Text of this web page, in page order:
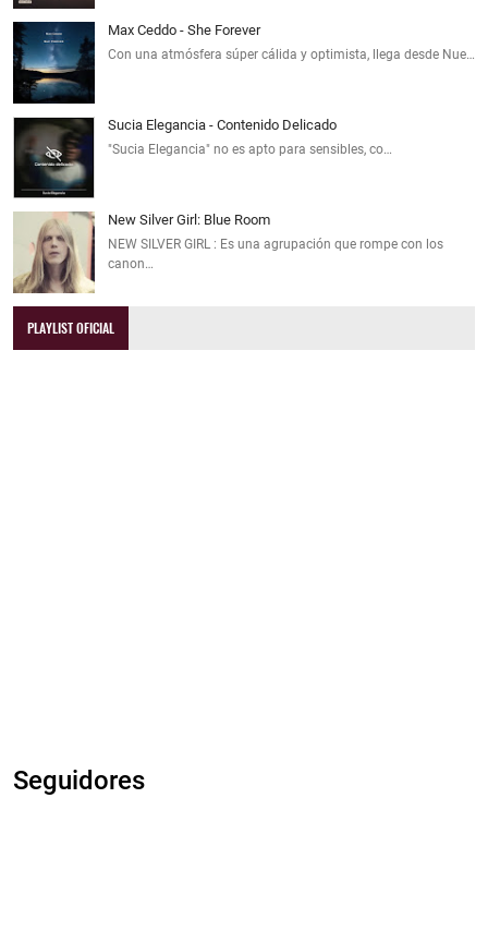
Max Ceddo - She Forever
Con una atmósfera súper cálida y optimista, llega desde Nue…
Sucia Elegancia - Contenido Delicado
"Sucia Elegancia" no es apto para sensibles, co…
New Silver Girl: Blue Room
NEW SILVER GIRL : Es una agrupación que rompe con los
canon…
PLAYLIST OFICIAL
Seguidores